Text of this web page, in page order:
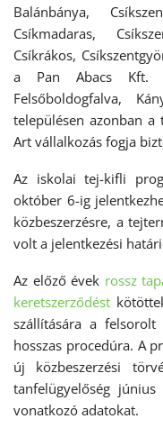
Balánbánya,
Csíkmadaras,
Csíkrákos,
a Pan Abacs Kft.
Felsőboldogfalva,
településen azonban a
Art vállalkozás fogja
Az iskolai tej-kifli
október 6-ig
közbeszerzésre, a
volt a jelentkezési
Az előző évek rossz
keretszerződést
szállítására a
hosszas procedúra. A
új közbeszerzési
tanfelügyelőség
vonatkozó adatokat.